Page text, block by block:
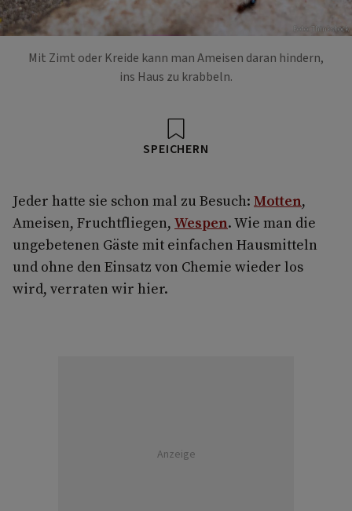
Foto: Thinkstock
Mit Zimt oder Kreide kann man Ameisen daran hindern,
ins Haus zu krabbeln.
SPEICHERN
Jeder hatte sie schon mal zu Besuch: Motten,
Ameisen, Fruchtfliegen, Wespen. Wie man die
ungebetenen Gäste mit einfachen Hausmitteln
und ohne den Einsatz von Chemie wieder los
wird, verraten wir hier.
Anzeige